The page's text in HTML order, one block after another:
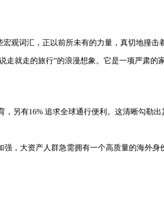
观词汇，正以前所未有的力量，真切地撞
走就走的旅行”的浪漫想象。它是一项严肃
另有16% 追求全球通行便利。这清晰勾勒
，大资产人群急需拥有一个高质量的海外身